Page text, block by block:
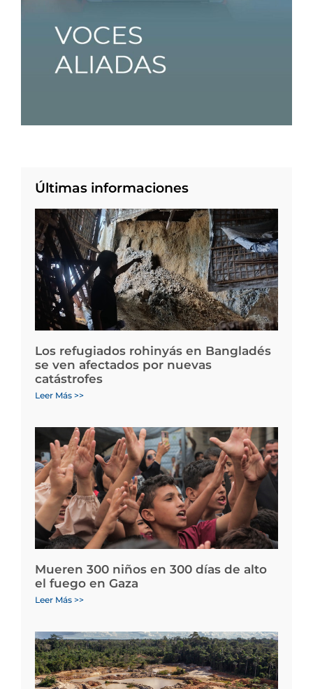
Últimas informaciones
Los refugiados rohinyás en Bangladés
se ven afectados por nuevas
catástrofes
Leer Más >>
Mueren 300 niños en 300 días de alto
el fuego en Gaza
Leer Más >>